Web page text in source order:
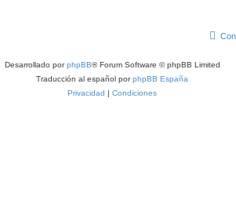
Desarrollado porphpBB® Forum Software © phpBB Limited
Traducción al español porphpBB España
Privacidad | Condiciones